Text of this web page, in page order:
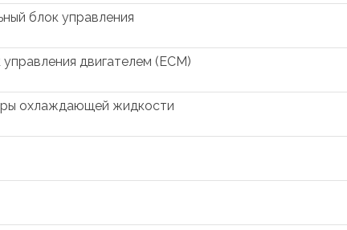
блок управления
двигателем (ECM)
охлаждающей жидкости